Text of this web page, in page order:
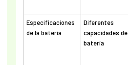
Especificaciones
de la batería
Diferentes
capacidades de
batería